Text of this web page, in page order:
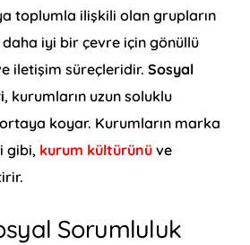
toplumla ilişkili olan grupların
iyi bir çevre için gönüllü
iletişim süreçleridir.Sosyal
, kurumların uzun soluklu
koyar. Kurumların marka
gibi, kurum kültürünü ve
Sorumluluk